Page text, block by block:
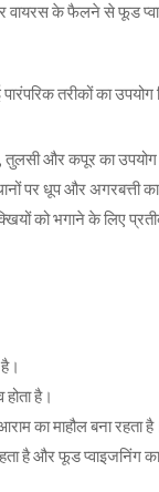
और वायरस के फैलने से फूड
तरीकों का
तुलसी और कपूर का
पर धूप और अगरबत्ती
को भगाने के लिए
होता है।
का माहौल बना रहता
है और फूड प्वाइजनिंग